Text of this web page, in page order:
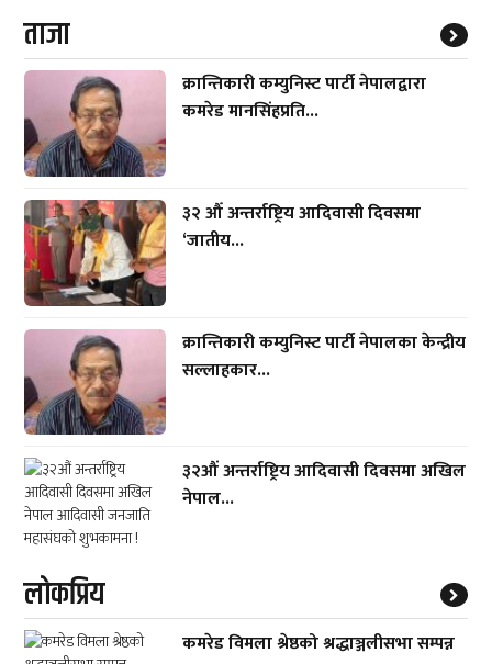
ताजा
क्रान्तिकारी कम्युनिस्ट पार्टी नेपालद्वारा
कमरेड मानसिंहप्रति...
३२ औँ अन्तर्राष्ट्रिय आदिवासी दिवसमा
‘जातीय...
क्रान्तिकारी कम्युनिस्ट पार्टी नेपालका केन्द्रीय
सल्लाहकार...
३२औं अन्तर्राष्ट्रिय आदिवासी दिवसमा अखिल
नेपाल...
लाेकप्रिय
कमरेड विमला श्रेष्ठको श्रद्धाञ्जलीसभा सम्पन्न